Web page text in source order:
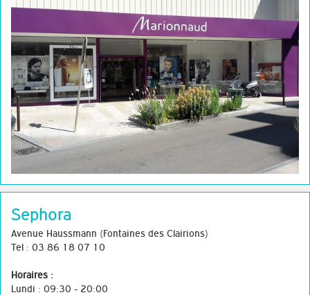
Sephora
Avenue Haussmann (Fontaines des Clairions)
Tel : 03 86 18 07 10
Horaires :
Lundi : 09:30 - 20:00